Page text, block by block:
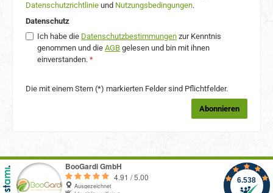
Datenschutzrichtlinie und Nutzungsbedingungen.
Datenschutz
Ich habe die Datenschutzbestimmungen zur Kenntnis
genommen und dieAGB gelesen und bin mit ihnen
einverstanden.*
Die mit einem Stern (*) markierten Felder sind Pflichtfelder.
Abonnieren